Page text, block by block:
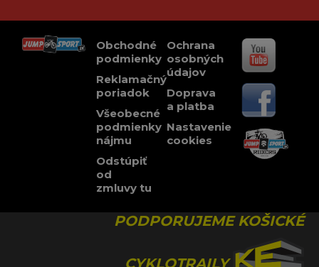
Obchodné
podmienky
Reklamačný
poriadok
Všeobecné
podmienky
nájmu
Odstúpiť
od
zmluvy tu
Ochrana
osobných
údajov
Doprava
a platba
Nastavenie
cookies
PODPORUJEME KOŠICKÉ
CYKLOTRAILY